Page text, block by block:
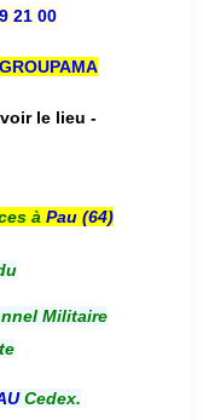
21 00
le lieu -
à Pau (64)
Militaire
Cedex.